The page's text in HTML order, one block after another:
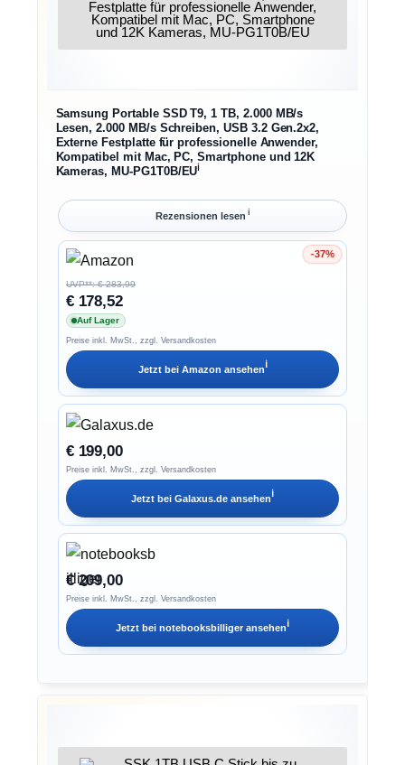
Samsung Portable SSD T9, 1 TB, 2.000 MB/s
Lesen, 2.000 MB/s Schreiben, USB 3.2 Gen.2x2,
Externe Festplatte für professionelle Anwender,
Kompatibel mit Mac, PC, Smartphone und 12K
Kameras, MU-PG1T0B/EUℹ︎
Rezensionen lesen ℹ︎
-37%
Ersparnis 37%
UVP**: € 283,99
€ 178,52
Auf Lager
Preise inkl. MwSt., zzgl. Versandkosten
Jetzt bei Amazon ansehenℹ︎
€ 199,00
Preise inkl. MwSt., zzgl. Versandkosten
Jetzt bei Galaxus.de ansehenℹ︎
€ 209,00
Preise inkl. MwSt., zzgl. Versandkosten
Jetzt bei notebooksbilligeransehenℹ︎